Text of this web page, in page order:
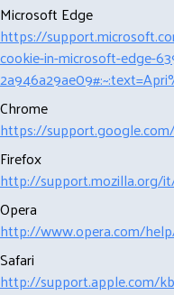
Microsoft Edge
https://
cookie-in-microsoft-edge-
Chrome
https://
Firefox
http://support.mozilla.org/
Opera
http://www.opera.com/
Safari
http://support.apple.com/